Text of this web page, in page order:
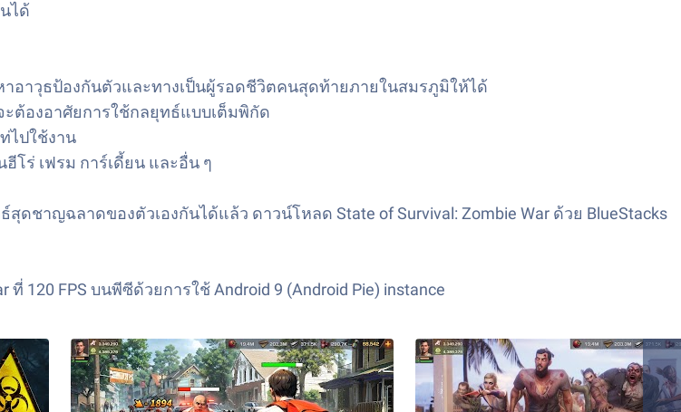
ได้
อาวุธป้องกันตัวและทางเป็นผู้รอดชีวิตคนสุดท้ายภายในสมรภูมิให้ได้
ะต้องอาศัยการใช้กลยุทธ์แบบเต็มพิกัด
ไปใช้งาน
โร่ เฟรม การ์เดี้ยน และอื่น ๆ
ชาญฉลาดของตัวเองกันได้แล้ว ดาวน์โหลด State of Survival: Zombie War ด้วย BlueStacks
ที่ 120 FPS บนพีซีด้วยการใช้ Android 9 (Android Pie) instance